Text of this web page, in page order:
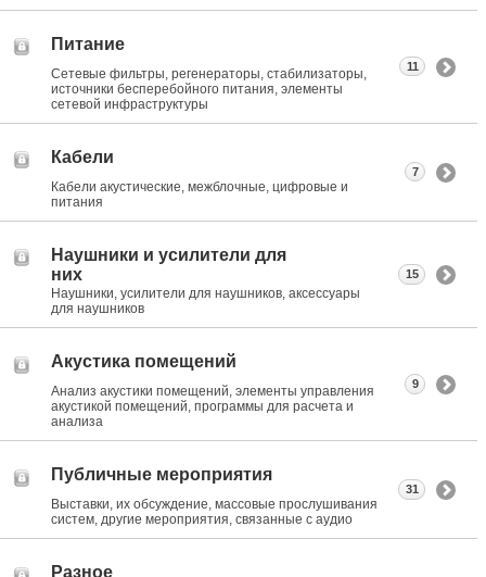
Питание
Сетевые фильтры, регенераторы, стабилизаторы,
источники бесперебойного питания, элементы
сетевой инфраструктуры
11
Кабели
Кабели акустические, межблочные, цифровые и
питания
7
Наушники и усилители для
них
Наушники, усилители для наушников, аксессуары
для наушников
15
Акустика помещений
Анализ акустики помещений, элементы управления
акустикой помещений, программы для расчета и
анализа
9
Публичные мероприятия
Выставки, их обсуждение, массовые прослушивания
систем, другие мероприятия, связанные с аудио
31
Разное